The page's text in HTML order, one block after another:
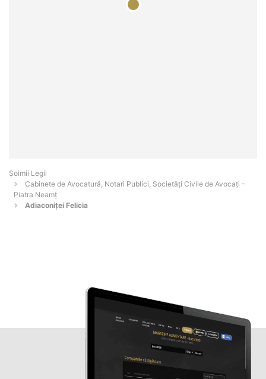
Șoimii Legii
Cabinete de Avocatură, Notari Publici, Societăți Civile de Avocați -
Piatra Neamţ
Adiaconiței Felicia